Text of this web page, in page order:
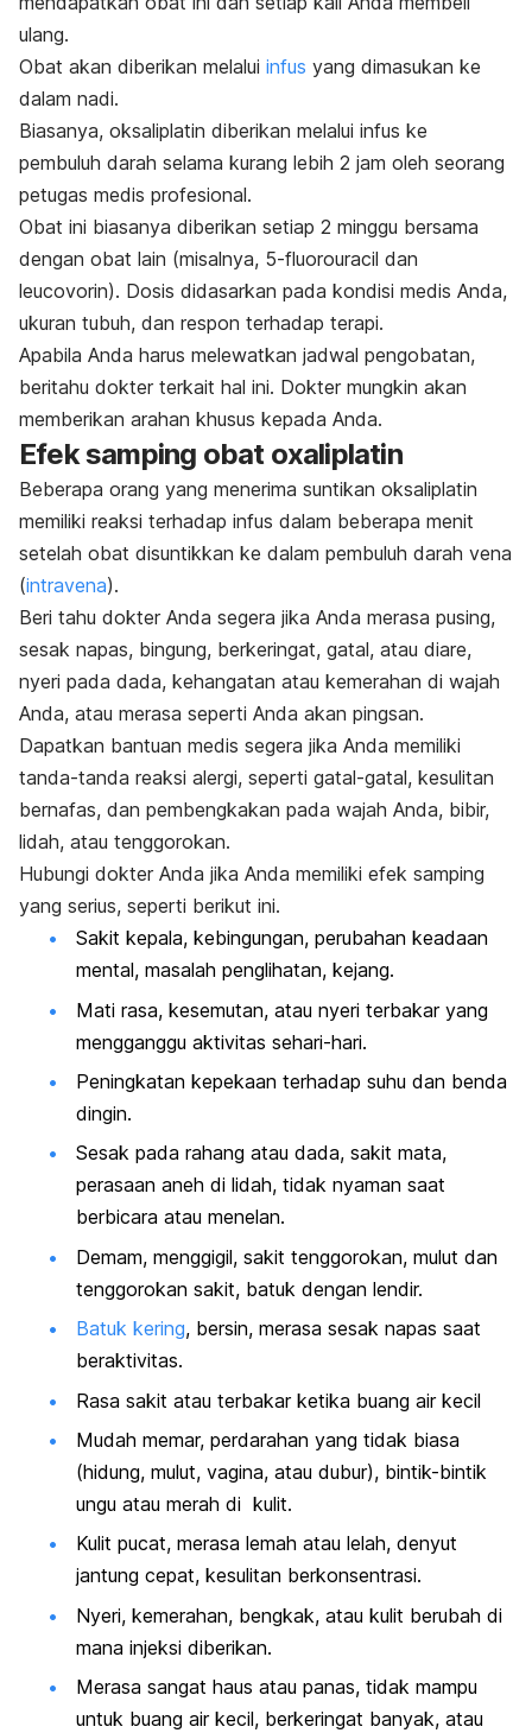
ulang.
Obat akan diberikan melalui infus yang dimasukan ke
dalam nadi.
Biasanya, oksaliplatin diberikan melalui infus ke
pembuluh darah selama kurang lebih 2 jam oleh seorang
petugas medis profesional.
Obat ini biasanya diberikan setiap 2 minggu bersama
dengan obat lain (misalnya, 5-fluorouracil dan
leucovorin). Dosis didasarkan pada kondisi medis Anda,
ukuran tubuh, dan respon terhadap terapi.
Apabila Anda harus melewatkan jadwal pengobatan,
beritahu dokter terkait hal ini. Dokter mungkin akan
memberikan arahan khusus kepada Anda.
Efek samping obat oxaliplatin
Beberapa orang yang menerima suntikan oksaliplatin
memiliki reaksi terhadap infus dalam beberapa menit
setelah obat disuntikkan ke dalam pembuluh darah vena
(intravena).
Beri tahu dokter Anda segera jika Anda merasa pusing,
sesak napas, bingung, berkeringat, gatal, atau diare,
nyeri pada dada, kehangatan atau kemerahan di wajah
Anda, atau merasa seperti Anda akan pingsan.
Dapatkan bantuan medis segera jika Anda memiliki
tanda-tanda reaksi alergi, seperti gatal-gatal, kesulitan
bernafas, dan pembengkakan pada wajah Anda, bibir,
lidah, atau tenggorokan.
Hubungi dokter Anda jika Anda memiliki efek samping
yang serius, seperti berikut ini.
Sakit kepala, kebingungan, perubahan keadaan
mental, masalah penglihatan, kejang.
Mati rasa, kesemutan, atau nyeri terbakar yang
mengganggu aktivitas sehari-hari.
Peningkatan kepekaan terhadap suhu dan benda
dingin.
Sesak pada rahang atau dada, sakit mata,
perasaan aneh di lidah, tidak nyaman saat
berbicara atau menelan.
Demam, menggigil, sakit tenggorokan, mulut dan
tenggorokan sakit, batuk dengan lendir.
Batuk kering, bersin, merasa sesak napas saat
beraktivitas.
Rasa sakit atau terbakar ketika buang air kecil
Mudah memar, perdarahan yang tidak biasa
(hidung, mulut, vagina, atau dubur), bintik-bintik
ungu atau merah di kulit.
Kulit pucat, merasa lemah atau lelah, denyut
jantung cepat, kesulitan berkonsentrasi.
Nyeri, kemerahan, bengkak, atau kulit berubah di
mana injeksi diberikan.
Merasa sangat haus atau panas, tidak mampu
untuk buang air kecil, berkeringat banyak, atau